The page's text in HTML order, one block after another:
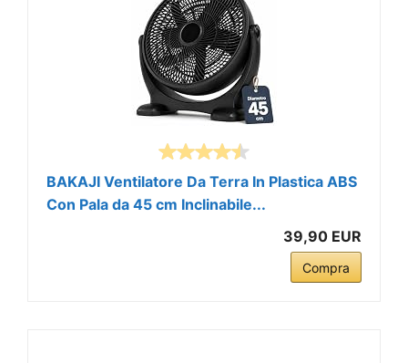
BAKAJI Ventilatore Da Terra In Plastica ABS
Con Pala da 45 cm Inclinabile...
39,90 EUR
Compra